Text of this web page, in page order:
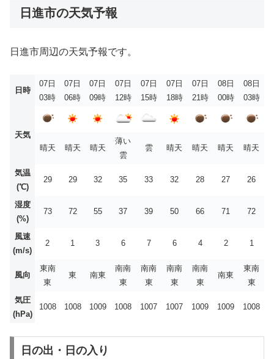
日進市の天気予報
日進市周辺の天気予報です。
日時
07日
03時
07日
06時
07日
09時
07日
12時
07日
15時
07日
18時
07日
21時
08日
00時
08日
03時
天気
晴天
晴天 晴天
薄い
雲
雲 晴天 晴天 晴天 晴天
気温
(℃)
29 29 32 35 33 32 28 27 26
湿度
(%)
73 72 55 37 39 50 66 71 72
風速
(m/s)
2 1 3 6 7 6 4 2 1
風向
東南
東
東 南東
南南
東
南南
東
南南
東
南南
東
南東
東南
東
気圧
(hPa)
1008 1008 1009 1008 1007 1007 1009 1009 1008
日の出・日の入り